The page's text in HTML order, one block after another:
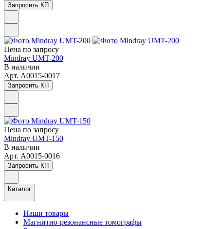
Запросить КП
Цена по запросу
Mindray UMT-200
В наличии
Арт. A0015-0017
Запросить КП
Цена по запросу
Mindray UMT-150
В наличии
Арт. A0015-0016
Запросить КП
Каталог
Наши товары
Магнитно-резонансные томографы